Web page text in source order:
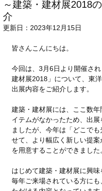
～建築・建材展2018
介
更新日： 2023年12月15日
皆さんこんにちは。
今回は、3月6日より開催され
建材展2018」について、東
出展内容をご紹介します。
建築・建材展には、ここ数年
イテムがなかったため、出
ましたが、今年は「どこで
せて、より幅広く新しい提案
を用意することができました
はじめて建築・建材展に興
毎年ご来場されている方に